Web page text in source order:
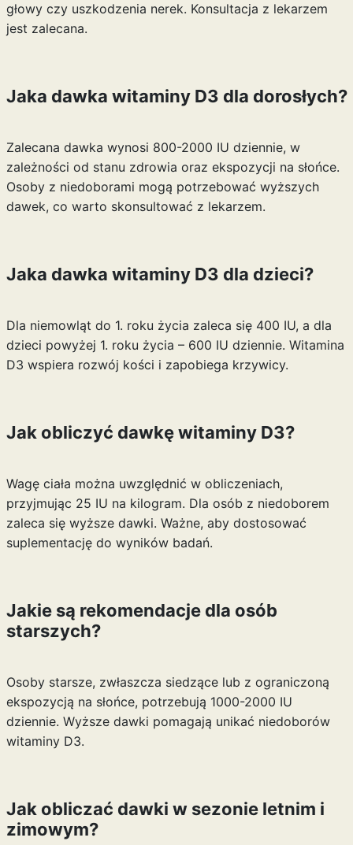
głowy czy uszkodzenia nerek. Konsultacja z lekarzem
jest zalecana.
Jaka dawka witaminy D3 dla dorosłych?
Zalecana dawka wynosi 800-2000 IU dziennie, w
zależności od stanu zdrowia oraz ekspozycji na słońce.
Osoby z niedoborami mogą potrzebować wyższych
dawek, co warto skonsultować z lekarzem.
Jaka dawka witaminy D3 dla dzieci?
Dla niemowląt do 1. roku życia zaleca się 400 IU, a dla
dzieci powyżej 1. roku życia – 600 IU dziennie. Witamina
D3 wspiera rozwój kości i zapobiega krzywicy.
Jak obliczyć dawkę witaminy D3?
Wagę ciała można uwzględnić w obliczeniach,
przyjmując 25 IU na kilogram. Dla osób z niedoborem
zaleca się wyższe dawki. Ważne, aby dostosować
suplementację do wyników badań.
Jakie są rekomendacje dla osób
starszych?
Osoby starsze, zwłaszcza siedzące lub z ograniczoną
ekspozycją na słońce, potrzebują 1000-2000 IU
dziennie. Wyższe dawki pomagają unikać niedoborów
witaminy D3.
Jak obliczać dawki w sezonie letnim i
zimowym?